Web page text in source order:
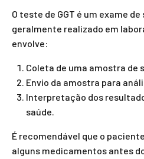
O teste de GGT é um exame
geralmente realizado em
envolve:
Coleta de uma amostra de
Envio da amostra para
Interpretação dos
saúde.
É recomendável que o
alguns medicamentos antes